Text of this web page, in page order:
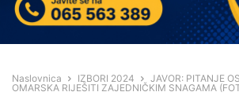
Naslovnica IZBORI 2024
JAVOR: PITANJE
OMARSKA RIJEŠITI ZAJEDNIČKIM SNAGAMA